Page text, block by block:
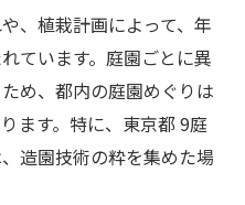
の造園アイデア
ぶ自宅の緑化アイデア
宅庭の自然デザイン
夫を自宅に取り入れる
、植栽計画によって、年
ています。庭園ごとに異
め、都内の庭園めぐりは
ます。特に、東京都 9庭
造園技術の粋を集めた場